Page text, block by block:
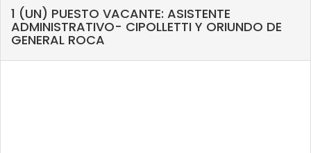
1 (UN) PUESTO VACANTE: ASISTENTE
ADMINISTRATIVO- CIPOLLETTI Y ORIUNDO DE
GENERAL ROCA